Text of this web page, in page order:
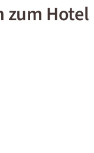
zum Hotel